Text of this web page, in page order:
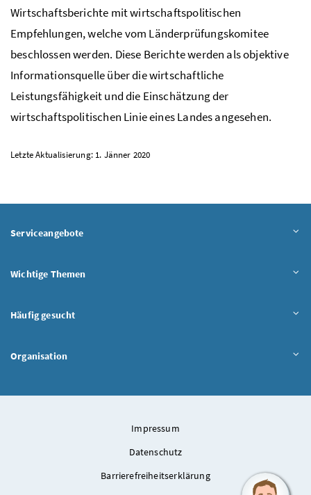
Wirtschaftsberichte mit wirtschaftspolitischen
Empfehlungen, welche vom Länderprüfungskomitee
beschlossen werden. Diese Berichte werden als objektive
Informationsquelle über die wirtschaftliche
Leistungsfähigkeit und die Einschätzung der
wirtschaftspolitischen Linie eines Landes angesehen.
Letzte Aktualisierung: 1. Jänner 2020
Serviceangebote
Wichtige Themen
Häufig gesucht
Organisation
Impressum
Datenschutz
Barrierefreiheitserklärung